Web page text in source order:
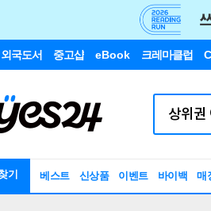
외국도서 중고샵 eBook 크레마클럽
기 베스트 신상품 이벤트 바이백 매